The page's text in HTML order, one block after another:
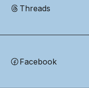
Threads
Facebook